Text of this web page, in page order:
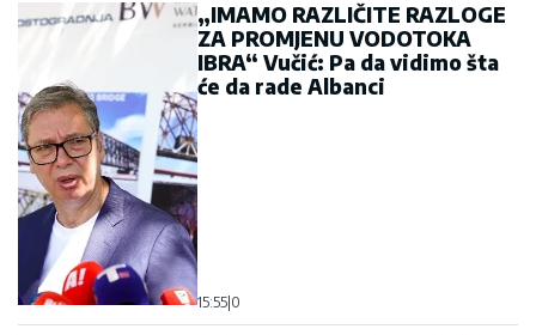
„IMAMO RAZLIČITE RAZLOGE
ZA PROMJENU VODOTOKA
IBRA“ Vučić: Pa da vidimo šta
će da rade Albanci
15:55 0